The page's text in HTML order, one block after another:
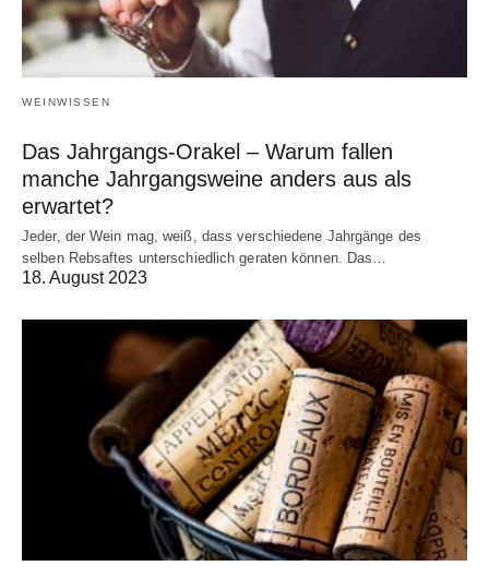
WEINWISSEN
Das Jahrgangs-Orakel – Warum fallen
manche Jahrgangsweine anders aus als
erwartet?
Jeder, der Wein mag, weiß, dass verschiedene Jahrgänge des
selben Rebsaftes unterschiedlich geraten können. Das…
18. August 2023